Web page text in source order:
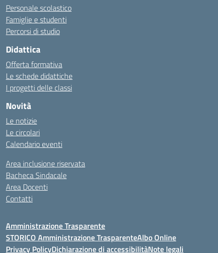
Personale scolastico
Famiglie e studenti
Percorsi di studio
Didattica
Offerta formativa
Le schede didattiche
I progetti delle classi
Novità
Le notizie
Le circolari
Calendario eventi
Area inclusione riservata
Bacheca Sindacale
Area Docenti
Contatti
Amministrazione Trasparente
STORICO Amministrazione TrasparenteAlbo Online
Privacy PolicyDichiarazione di accessibilitàNote legali